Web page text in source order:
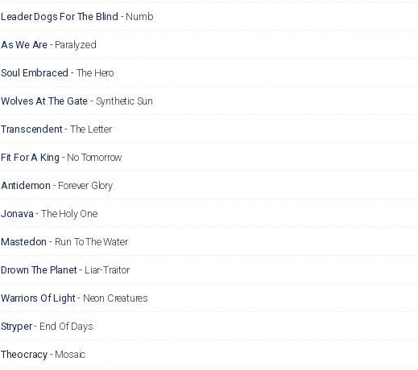
Leader Dogs For The Blind - Numb
As We Are- Paralyzed
Soul Embraced - The Hero
Wolves At The Gate - Synthetic Sun
Transcendent- The Letter
Fit For A King - No Tomorrow
Antidemon - Forever Glory
Jonava - The Holy One
Mastedon - Run To The Water
Drown The Planet- Liar-Traitor
Warriors Of Light- Neon Creatures
Stryper- End Of Days
Theocracy- Mosaic